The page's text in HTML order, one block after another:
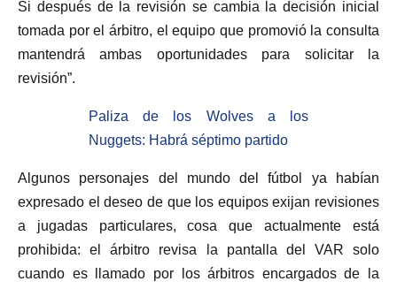
Si después de la revisión se cambia la decisión inicial
tomada por el árbitro, el equipo que promovió la consulta
mantendrá ambas oportunidades para solicitar la
revisión”.
Paliza de los Wolves a los
Nuggets: Habrá séptimo partido
Algunos personajes del mundo del fútbol ya habían
expresado el deseo de que los equipos exijan revisiones
a jugadas particulares, cosa que actualmente está
prohibida: el árbitro revisa la pantalla del VAR solo
cuando es llamado por los árbitros encargados de la